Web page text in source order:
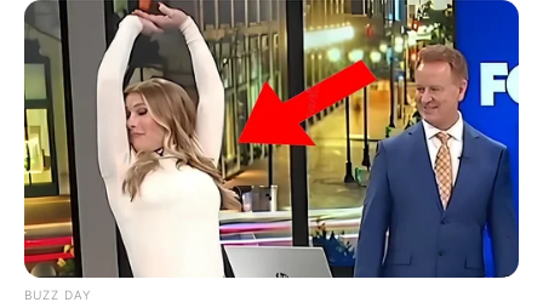
BUZZ DAY